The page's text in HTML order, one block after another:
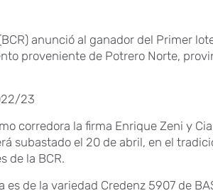
anunció al ganador del Primer
proveniente de Potrero Norte,
23
corredora la firma Enrique Zeni y
subastado el 20 de abril, en el
de la BCR.
de la variedad Credenz 5907 de